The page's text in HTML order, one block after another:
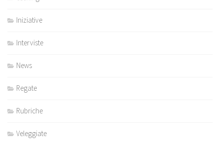
Iniziative
Interviste
News
Regate
Rubriche
Veleggiate